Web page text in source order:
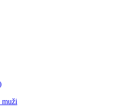
muži